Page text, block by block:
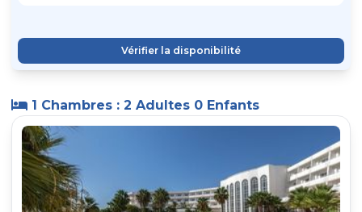
Vérifier la disponibilité
1 Chambres : 2 Adultes 0 Enfants